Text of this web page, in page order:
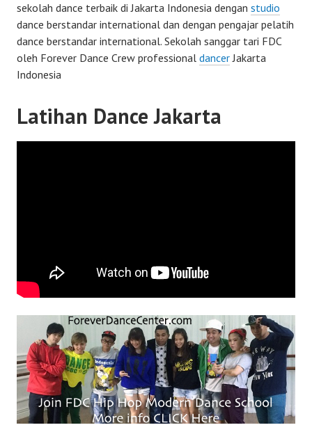
sekolah dance terbaik di Jakarta Indonesia dengan studio
dance berstandar international dan dengan pengajar pelatih
dance berstandar international. Sekolah sanggar tari FDC
oleh Forever Dance Crew professional dancerJakarta
Indonesia
Latihan Dance Jakarta